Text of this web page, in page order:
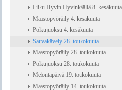
Liiku Hyvin Hyvinkäällä 8. kesäkuuta
Maastopyöräily 4. kesäkuuta
Polkujuoksu 4. kesäkuuta
Sauvakävely 28. toukokuuta
Maastopyöräily 28. toukokuuta
Polkujuoksu 28. toukokuuta
Melontapäivä 19. toukokuuta
Maastopyöräily 14. toukokuuta